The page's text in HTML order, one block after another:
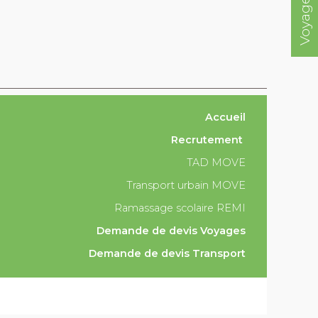
Accueil
Recrutement
TAD MOVE
Transport urbain MOVE
Ramassage scolaire REMI
Demande de devis Voyages
Demande de devis Transport